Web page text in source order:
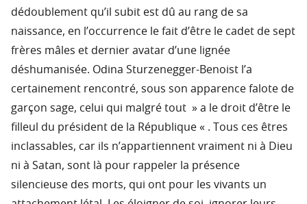
dédoublement qu’il subit est dû au rang de sa
naissance, en l’occurrence le fait d’être le cadet de sept
frères mâles et dernier avatar d’une lignée
déshumanisée. Odina Sturzenegger-Benoist l’a
certainement rencontré, sous son apparence falote de
garçon sage, celui qui malgré tout » a le droit d’être le
filleul du président de la République « . Tous ces êtres
inclassables, car ils n’appartiennent vraiment ni à Dieu
ni à Satan, sont là pour rappeler la présence
silencieuse des morts, qui ont pour les vivants un